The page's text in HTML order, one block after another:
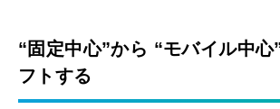
“固定中心”から “モバイル中心
フトする